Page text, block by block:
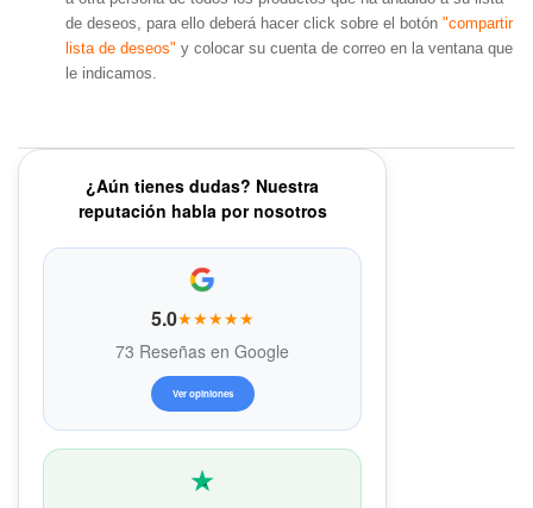
de deseos, para ello deberá hacer click sobre el botón "compartir
lista de deseos" y colocar su cuenta de correo en la ventana que
le indicamos.
¿Aún tienes dudas? Nuestra
reputación habla por nosotros
5.0★★★★★
73 Reseñas en Google
Ver opiniones